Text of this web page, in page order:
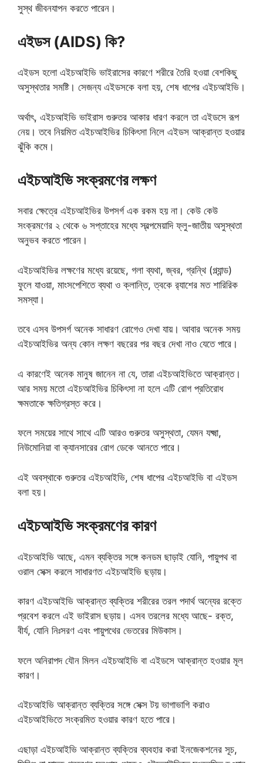
সুস্থ জীবনযাপন করতে পারেন।
এইডস (AIDS) কি?
এইডস হলো এইচআইভি ভাইরাসের কারণে শরীরে তৈরি হওয়া বেশকিছু
অসুস্থতার সমষ্টি। সেজন্য এইডসকে বলা হয়, শেষ ধাপের এইচআইভি।
অর্থাৎ, এইচআইভি ভাইরাস গুরুতর আকার ধারণ করলে তা এইডসে রূপ
নেয়। তবে নিয়মিত এইচআইভির চিকিৎসা নিলে এইডস আক্রান্ত হওয়ার
ঝুঁকি কমে।
এইচআইভি সংক্রমণের লক্ষণ
সবার ক্ষেত্রে এইচআইভির উপসর্গ এক রকম হয় না। কেউ কেউ
সংক্রমণের ২ থেকে ৬ সপ্তাহের মধ্যে স্বল্পমেয়াদি ফ্লু-জাতীয় অসুস্থতা
অনুভব করতে পারেন।
এইচআইভির লক্ষণের মধ্যে রয়েছে, গলা ব্যথা, জ্বর, গ্রন্থি (গ্ল্যান্ড)
ফুলে যাওয়া, মাংসপেশিতে ব্যথা ও ক্লান্তি, ত্বকে র‍্যাশের মত শারিরিক
সমস্যা।
তবে এসব উপসর্গ অনেক সাধারণ রোগেও দেখা যায়। আবার অনেক সময়
এইচআইভির অন্য কোন লক্ষণ বছরের পর বছর দেখা নাও যেতে পারে।
এ কারণেই অনেক মানুষ জানেন না যে, তারা এইচআইভিতে আক্রান্ত।
আর সময় মতো এইচআইভির চিকিৎসা না হলে এটি রোগ প্রতিরোধ
ক্ষমতাকে ক্ষতিগ্রস্ত করে।
ফলে সময়ের সাথে সাথে এটি আরও গুরুতর অসুস্থতা, যেমন যক্ষ্মা,
নিউমোনিয়া বা ক্যানসারের রোগ ডেকে আনতে পারে।
এই অবস্থাকে গুরুতর এইচআইভি, শেষ ধাপের এইচআইভি বা এইডস
বলা হয়।
এইচআইভি সংক্রমণের কারণ
এইচআইভি আছে, এমন ব্যক্তির সঙ্গে কনডম ছাড়াই যোনি, পায়ুপথ বা
ওরাল সেক্স করলে সাধারণত এইচআইভি ছড়ায়।
কারণ এইচআইভি আক্রান্ত ব্যক্তির শরীরের তরল পদার্থ অন্যের রক্তে
প্রবেশ করলে এই ভাইরাস ছড়ায়। এসব তরলের মধ্যে আছে- রক্ত,
বীর্য, যোনি নিঃসরণ এবং পায়ুপথের ভেতরের মিউকাস।
ফলে অনিরাপদ যৌন মিলন এইচআইভি বা এইডসে আক্রান্ত হওয়ার মূল
কারণ।
এইচআইভি আক্রান্ত ব্যক্তির সঙ্গে সেক্স টয় ভাগাভাগি করাও
এইচআইভিতে সংক্রমিত হওয়ার কারণ হতে পারে।
এছাড়া এইচআইভি আক্রান্ত ব্যক্তির ব্যবহার করা ইনজেকশনের সূচ,